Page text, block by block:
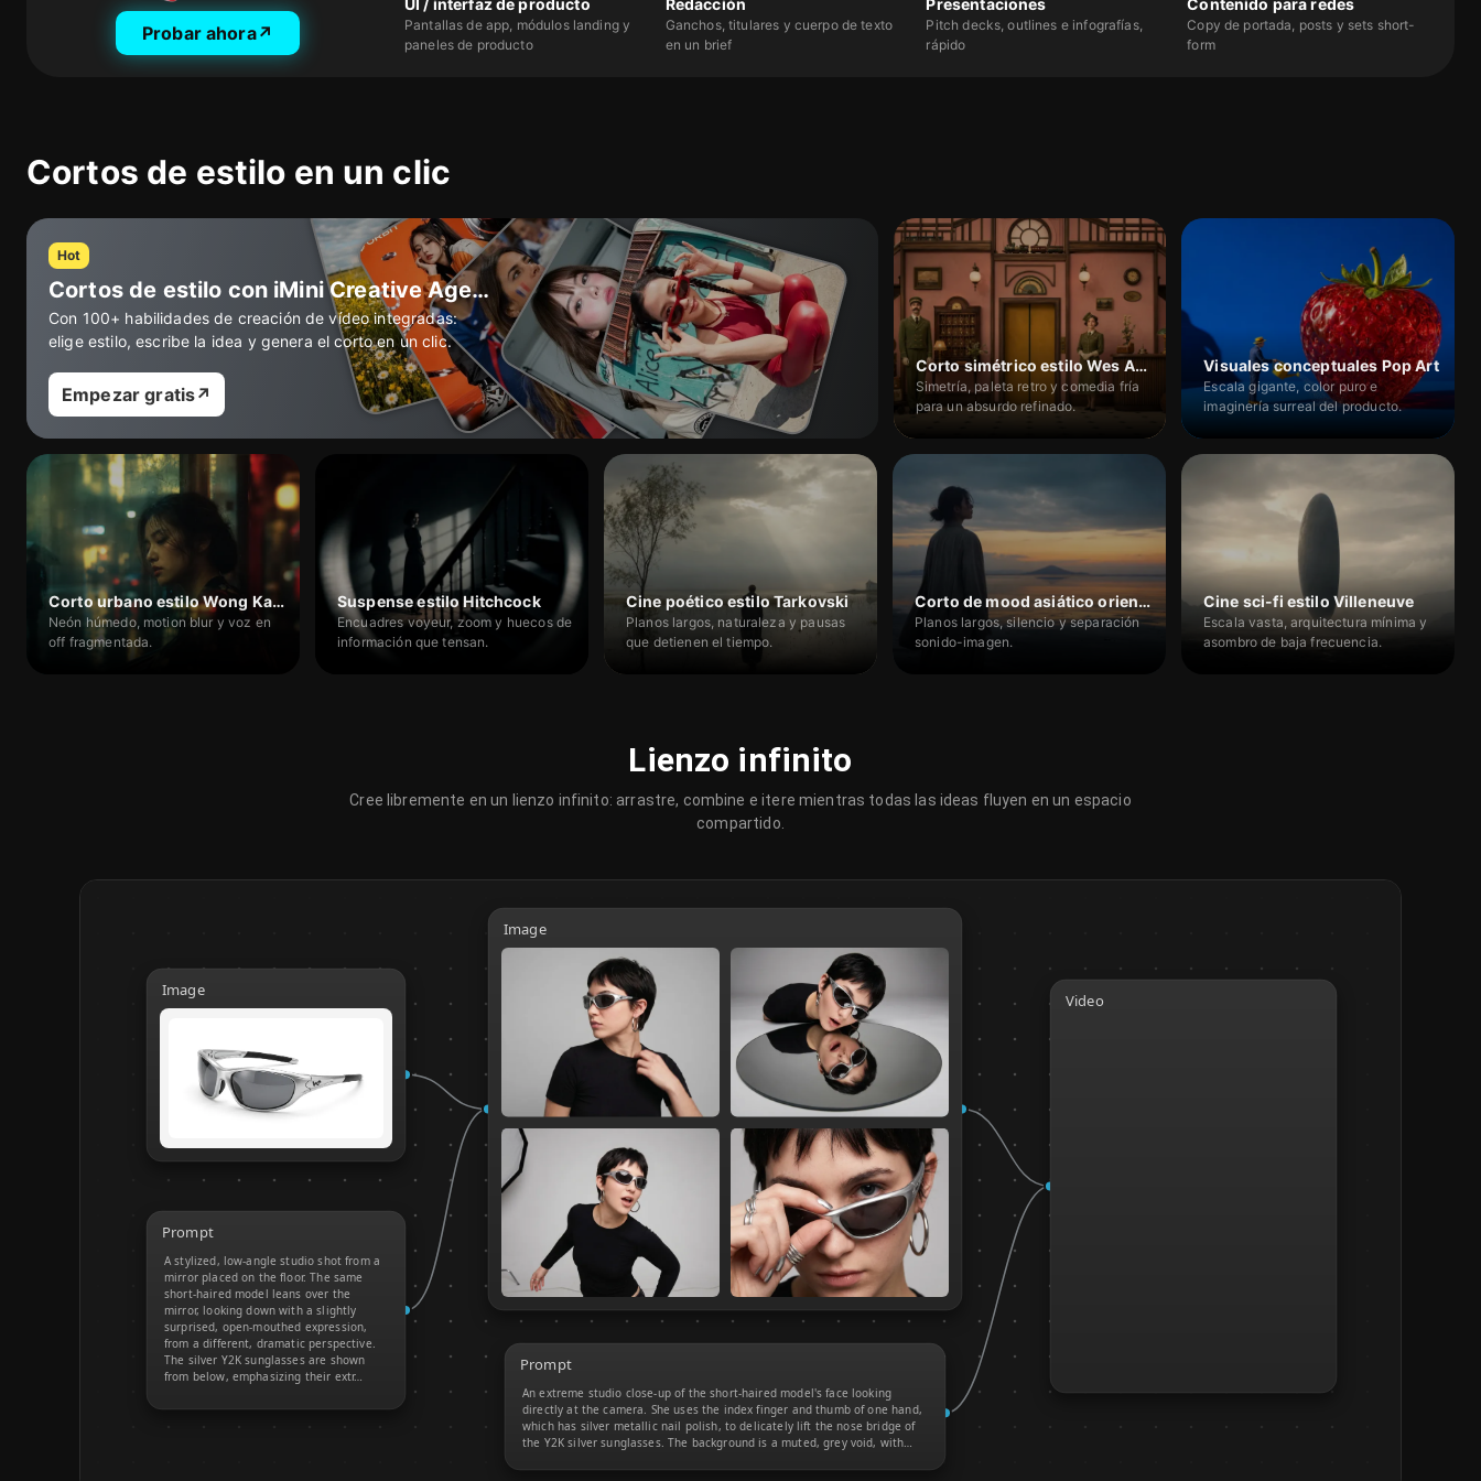
Probar ahora↗
Pantallas de app, módulos landing y
paneles de producto
Ganchos, titulares y cuerpo de texto
en un brief
Pitch decks, outlines e infografías,
rápido
Copy de portada, posts y sets short-
form
Cortos de estilo en un clic
Hot
Cortos de estilo con iMini Creative Agent
Con 100+ habilidades de creación de vídeo integradas:
elige estilo, escribe la idea y genera el corto en un clic.
Empezar gratis↗
Corto simétrico estilo Wes Anderson
Simetría, paleta retro y comedia fría
para un absurdo refinado.
Visuales conceptuales Pop Art
Escala gigante, color puro e
imaginería surreal del producto.
Corto urbano estilo Wong Kar-wai
Neón húmedo, motion blur y voz en
off fragmentada.
Suspense estilo Hitchcock
Encuadres voyeur, zoom y huecos de
información que tensan.
Cine poético estilo Tarkovski
Planos largos, naturaleza y pausas
que detienen el tiempo.
Corto de mood asiático oriental
Planos largos, silencio y separación
sonido-imagen.
Cine sci-fi estilo Villeneuve
Escala vasta, arquitectura mínima y
asombro de baja frecuencia.
Lienzo infinito
Cree libremente en un lienzo infinito: arrastre, combine e itere mientras todas las ideas fluyen en un espacio
compartido.